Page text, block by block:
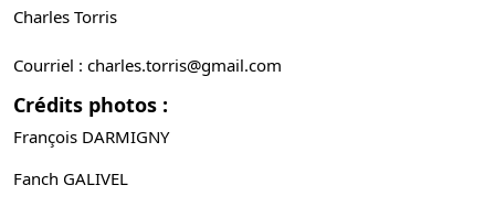
Charles Torris
Courriel : charles.torris@gmail.com
Crédits photos :
François DARMIGNY
Fanch GALIVEL